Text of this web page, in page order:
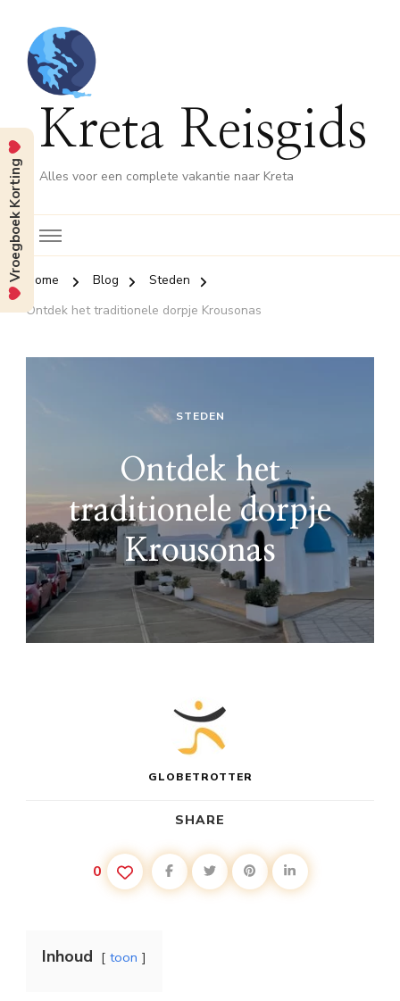
Kreta Reisgids
Alles voor een complete vakantie naar Kreta
Home Blog
Steden
Ontdek het traditionele dorpje Krousonas
STEDEN
Ontdek het
traditionele dorpje
Krousonas
GLOBETROTTER
SHARE
0
Inhoud toon
Vroegboek Korting